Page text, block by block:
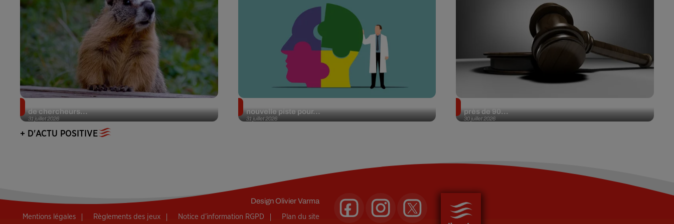
31 juillet 2026
de chercheurs...
31 juillet 2026
nouvelle piste pour...
30 juillet 2026
près de 90...
+ D'ACTU POSITIVE
DesignOlivier Varma
Mentions légales Règlements des jeux Notice d’information RGPD Plan du site